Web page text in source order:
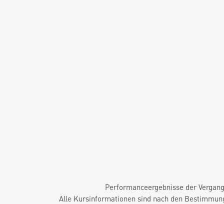
Performanceergebnisse der
Alle Kursinformationen sind nach den